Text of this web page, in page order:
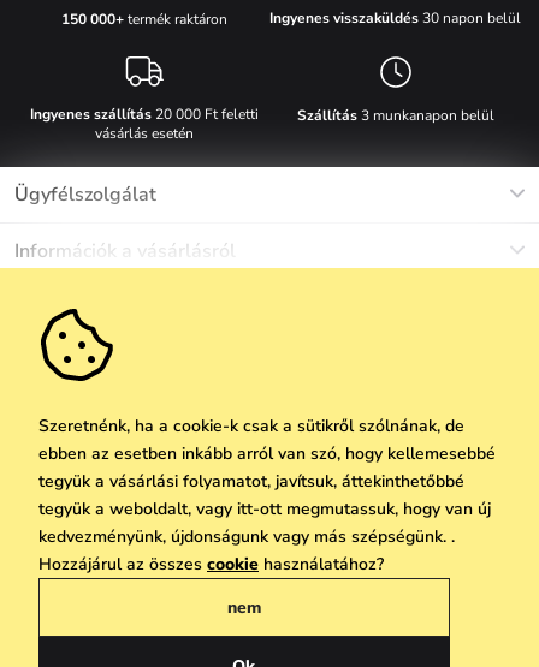
150 000+termék raktáron Ingyenes visszaküldés30 napon belül
Ingyenes szállítás20 000 Ft feletti
vásárlás esetén
Szállítás3 munkanapon belül
Ügyfélszolgálat
+36 1 808 9989
Információk a vásárlásról
Gyakori kérdések
Anyagok és karbantartás
Visszaküldés és reklamáció
Egyéb információk
Rólunk
Karrier
Ajándék utalványok
Vállalatok számára
We Care
Vuchlook
Üzletek
Praha
Ne maradj le semmiről!
Feliratkozni
A személyes adatok védelmének alapelveiitt
Copyright © 2026 Vuch s.r.o. Minden jog fenntartva. Technikailag biztosítja
Simplia.cz
Szeretnénk, ha a cookie-k csak a sütikről szólnának, de
ebben az esetben inkább arról van szó, hogy kellemesebbé
tegyük a vásárlási folyamatot, javítsuk, áttekinthetőbbé
tegyük a weboldalt, vagy itt-ott megmutassuk, hogy van új
kedvezményünk, újdonságunk vagy más szépségünk. .
Hozzájárul az összes cookie használatához?
nem